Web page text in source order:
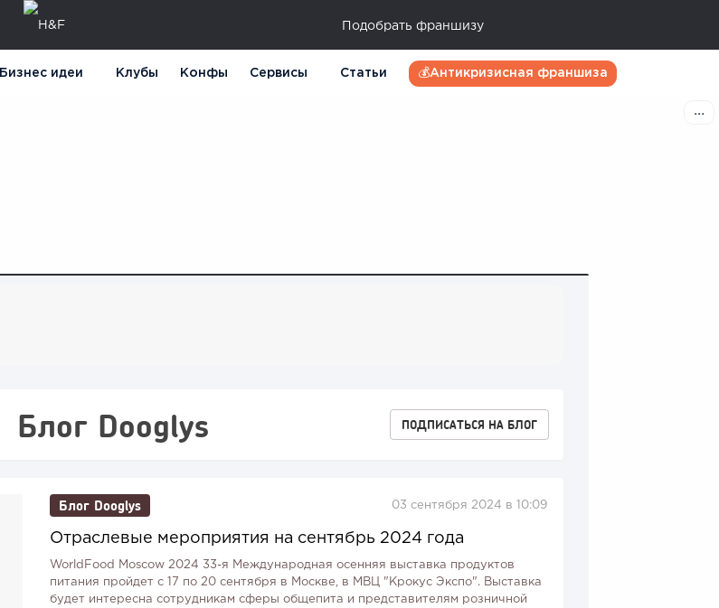
Подобрать франшизу
Бизнес идеи Клубы Конфы Сервисы Статьи 💰Антикризисная франшиза
Блог Dooglys ПОДПИСАТЬСЯ НА БЛОГ
Блог Dooglys 03 сентября 2024 в 10:09
Отраслевые мероприятия на сентябрь 2024 года
WorldFood Moscow 2024 33-я Международная осенняя выставка продуктов
питания пройдет с 17 по 20 сентября в Москве, в МВЦ "Крокус Экспо". Выставка
будет интересна сотрудникам сферы общепита и представителям розничной